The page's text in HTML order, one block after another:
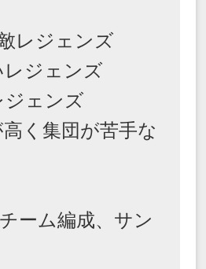
レジェンズ
レジェンズ
ジェンズ
高く集団が苦手な
ーム編成、サン